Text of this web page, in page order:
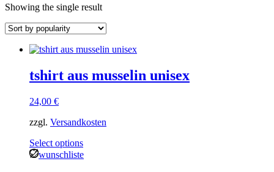
Showing the single result
tshirt aus musselin unisex
24,00 €
zzgl. Versandkosten
Select options
wunschliste